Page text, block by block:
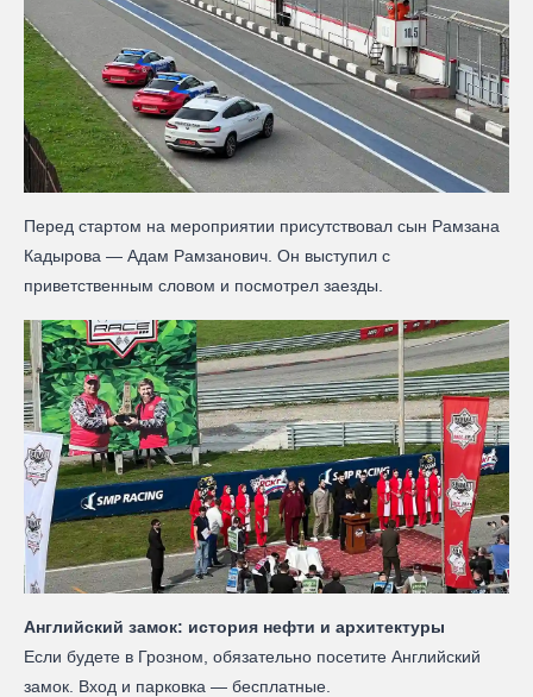
Перед стартом на мероприятии присутствовал сын Рамзана
Кадырова — Адам Рамзанович. Он выступил с
приветственным словом и посмотрел заезды.
Английский замок: история нефти и архитектуры
Если будете в Грозном, обязательно посетите Английский
замок. Вход и парковка — бесплатные.